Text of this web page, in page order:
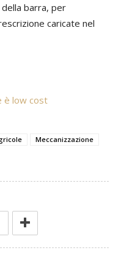
barra, per
caricate nel
è low cost
Meccanizzazione